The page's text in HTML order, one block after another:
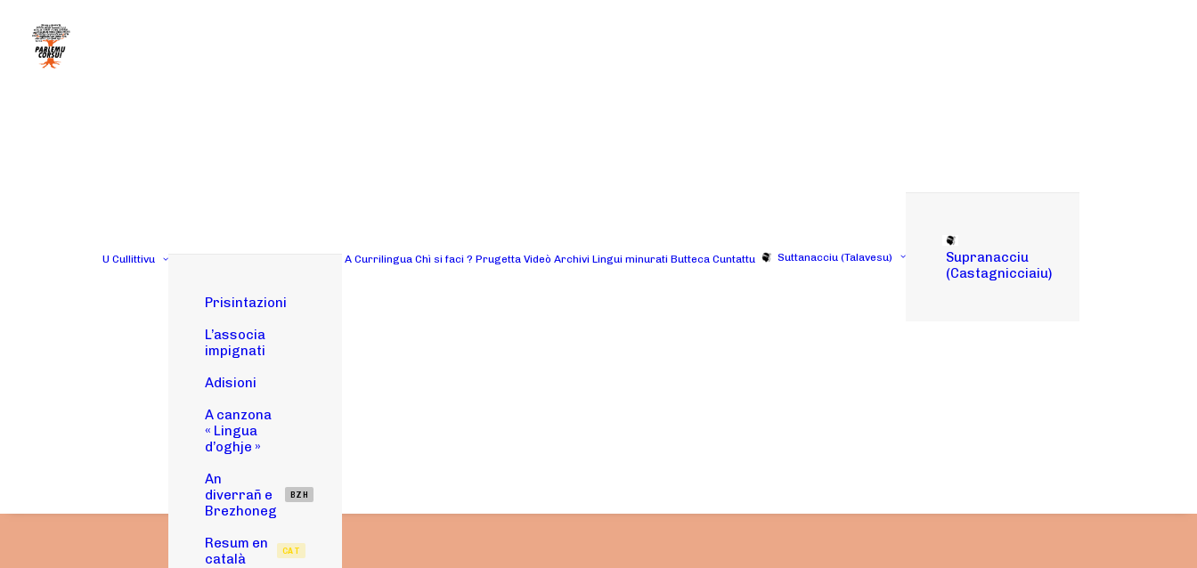
U Cullittivu
Prisintazioni
L’associa
impignati
Adisioni
A canzona
« Lingua
d’oghje »
An
diverrañ e
Brezhoneg
BZH
Resum en
català
CAT
A Currilingua Chì si faci ? Prugetta Videò Archivi Lingui minurati Butteca Cuntattu Suttanacciu (Talavesu)
Supranacciu
(Castagnicciaiu)